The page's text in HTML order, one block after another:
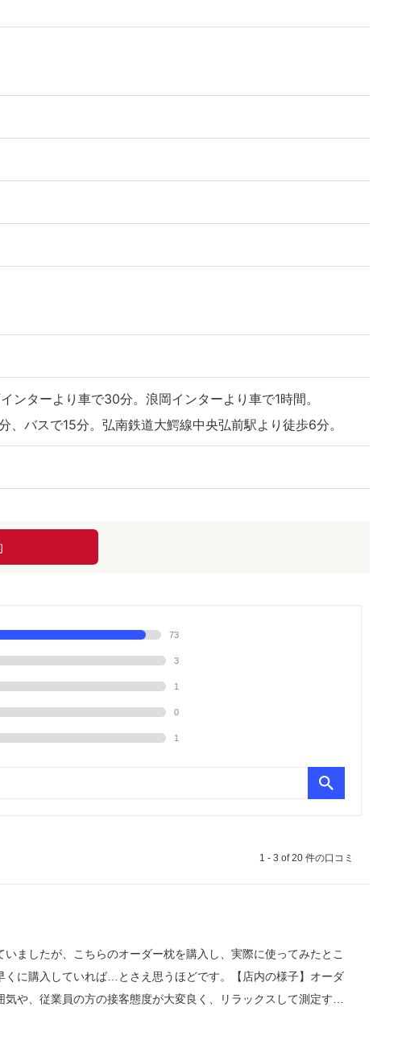
ターより車で30分。浪岡インターより車で1時間。
バスで15分。弘南鉄道大鰐線中央弘前駅より徒歩6分。
73
3
1
0
1
1 - 3 of20 件の口コミ
いましたが、こちらのオーダー枕を購入し、実際に使ってみたとこ
に購入していれば…とさえ思うほどです。【店内の様子】オーダ
や、従業員の方の接客態度が大変良く、リラックスして測定する